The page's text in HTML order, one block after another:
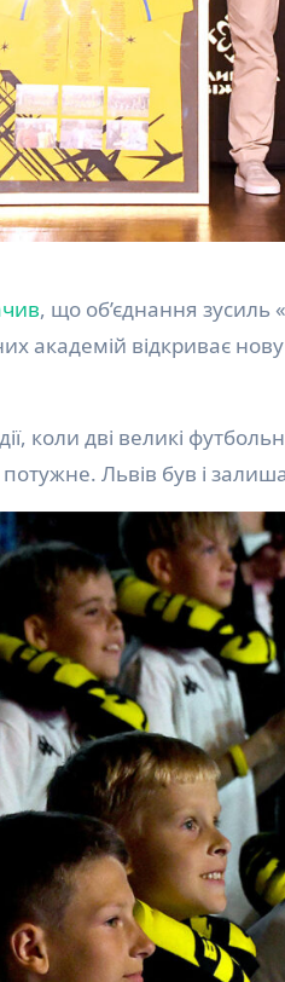
, що об’єднання зусиль
академій відкриває
коли дві великі
Львів був і